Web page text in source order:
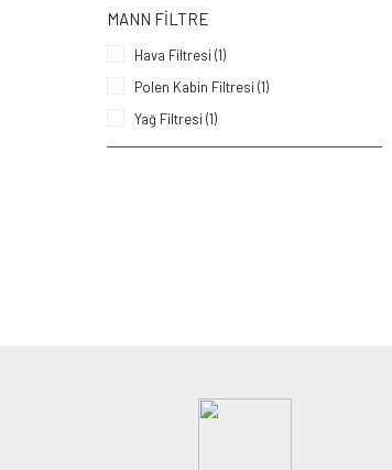
MANN FILTRE
Hava Filtresi (1)
Polen Kabin Filtresi (1)
Yağ Filtresi (1)